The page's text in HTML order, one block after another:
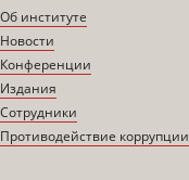
Об институте
Новости
Конференции
Издания
Сотрудники
Противодействие коррупции